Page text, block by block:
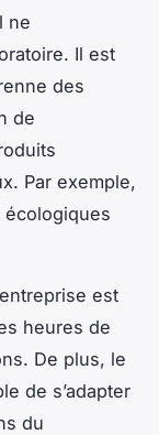
ne
Il est
des
de
Par exemple,
écologiques
est
heures de
De plus, le
de s’adapter
du